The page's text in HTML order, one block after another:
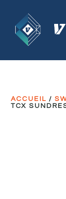
ACCUEIL /
TCX